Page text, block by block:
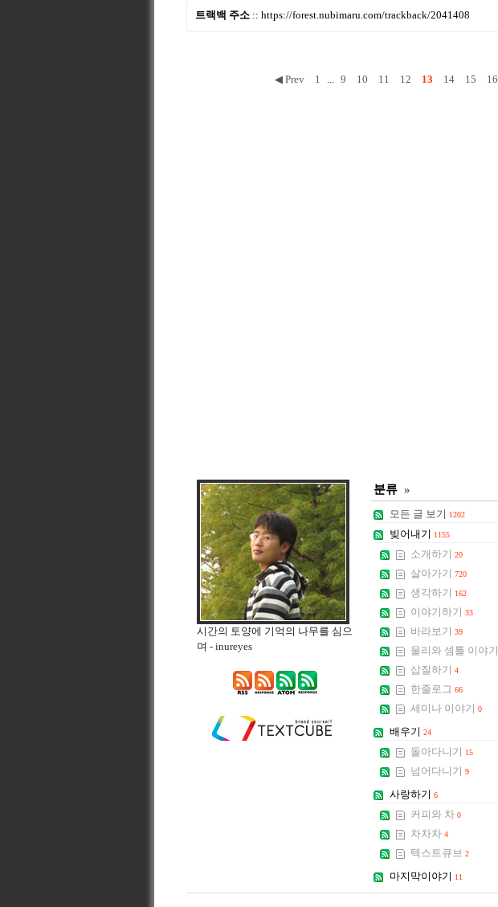
트랙백 주소 :: https://forest.nubimaru.com/trackback/2041408
◀ Prev 1 ... 9 10 11 12 13 14 15 16
시간의 토양에 기억의 나무를 심으
며 - inureyes
분류 »
모든 글 보기 1202
빚어내기 1155
소개하기 20
살아가기 720
생각하기 162
이야기하기 33
바라보기 39
물리와 셈틀 이야기
삽질하기 4
한줄로그 66
세미나 이야기 0
배우기 24
돌아다니기 15
넘어다니기 9
사랑하기 6
커피와 차 0
차차차 4
텍스트큐브 2
마지막이야기 11